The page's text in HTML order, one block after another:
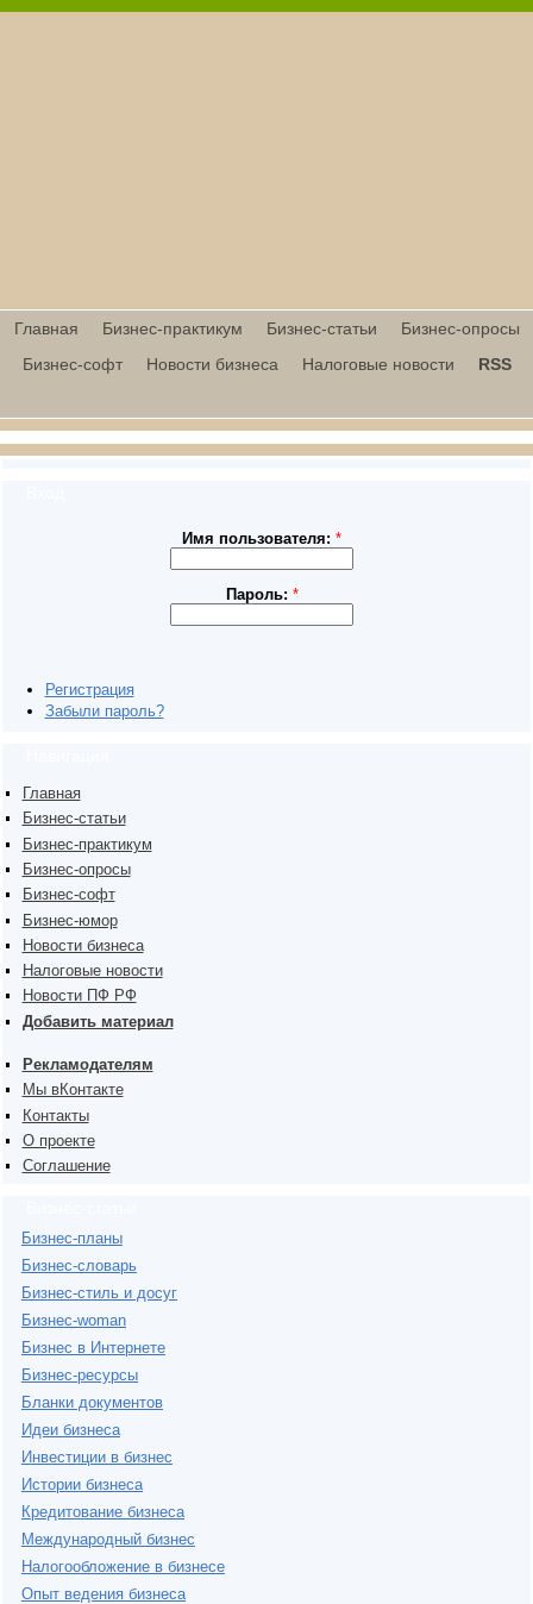
Главная Бизнес-практикум Бизнес-статьи
Бизнес-опросы
Бизнес-софт
Новости бизнеса Налоговые новости RSS
Имя пользователя:*
Пароль: *
Регистрация
Забыли пароль?
Главная
Бизнес-статьи
Бизнес-практикум
Бизнес-опросы
Бизнес-софт
Бизнес-юмор
Новости бизнеса
Налоговые новости
Новости ПФ РФ
Добавить материал
Рекламодателям
Мы вКонтакте
Контакты
О проекте
Соглашение
Бизнес-планы
Бизнес-словарь
Бизнес-стиль и досуг
Бизнес-woman
Бизнес в Интернете
Бизнес-ресурсы
Бланки документов
Идеи бизнеса
Инвестиции в бизнес
Истории бизнеса
Кредитование бизнеса
Международный бизнес
Налогообложение в бизнесе
Опыт ведения бизнеса